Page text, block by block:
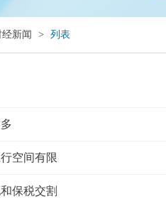
经新闻 > 列表
空间有限
保税交割